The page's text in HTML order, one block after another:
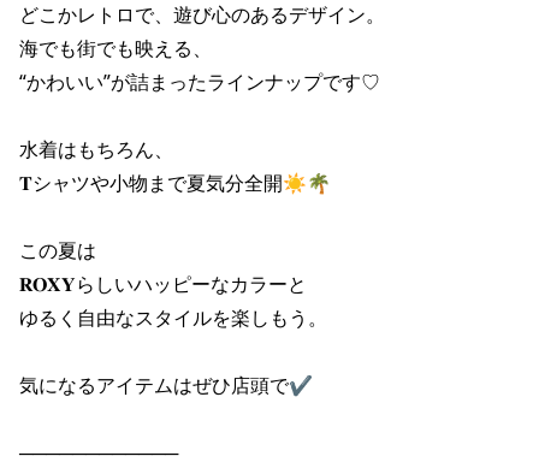
ムラサキスポーツ 公式アプリ
どこかレトロで、遊び心のあるデザイン。
海でも街でも映える、
“かわいい”が詰まったラインナップです♡
水着はもちろん、
𝐓シャツや小物まで夏気分全開☀️🌴
この夏は
𝐑𝐎𝐗𝐘らしいハッピーなカラーと
ゆるく自由なスタイルを楽しもう。
気になるアイテムはぜひ店頭で✔︎
────────────